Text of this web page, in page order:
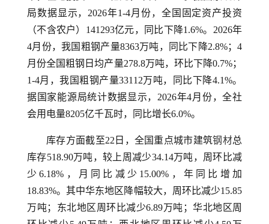
局数据显示，2026年1-4月份，全国固定资产投资
（不含农户）141293亿元，同比下降1.6%。2026年
4月份，我国粗钢产量8363万吨，同比下降2.8%；4
月份全国粗钢日均产量278.8万吨，环比下降0.7%；
1-4月，我国粗钢产量33112万吨，同比下降4.1%。
据国家能源局统计数据显示，2026年4月份，全社
会用电量8205亿千瓦时，同比增长6.0%。
库存方面截至22日，全国重点城市建筑钢材总
库存518.90万吨，较上周减少34.14万吨，周环比减
少6.18%，月同比减少15.00%，年同比增加
18.83%。其中华东地区降幅较大，周环比减少15.85
万吨；东北地区周环比减少6.89万吨；华北地区周